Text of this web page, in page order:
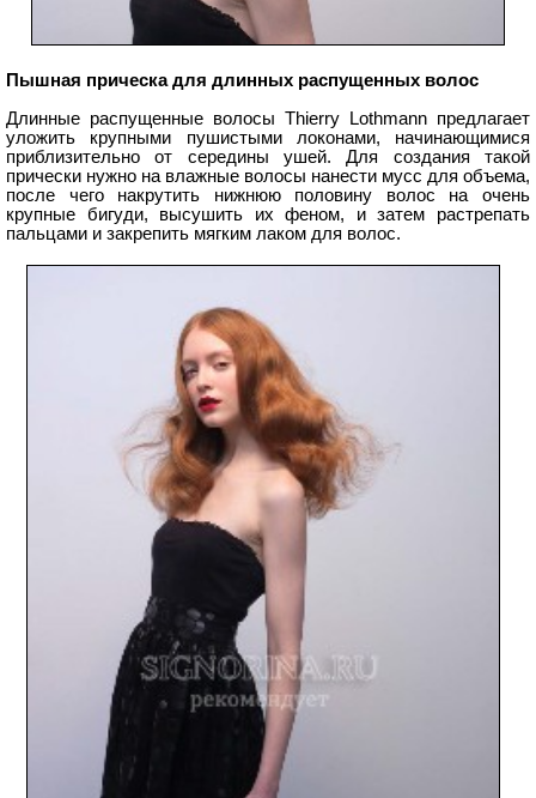
Пышная прическа для длинных распущенных волос
Длинные распущенные волосы Thierry Lothmann предлагает
уложить крупными пушистыми локонами, начинающимися
приблизительно от середины ушей. Для создания такой
прически нужно на влажные волосы нанести мусс для объема,
после чего накрутить нижнюю половину волос на очень
крупные бигуди, высушить их феном, и затем растрепать
пальцами и закрепить мягким лаком для волос.